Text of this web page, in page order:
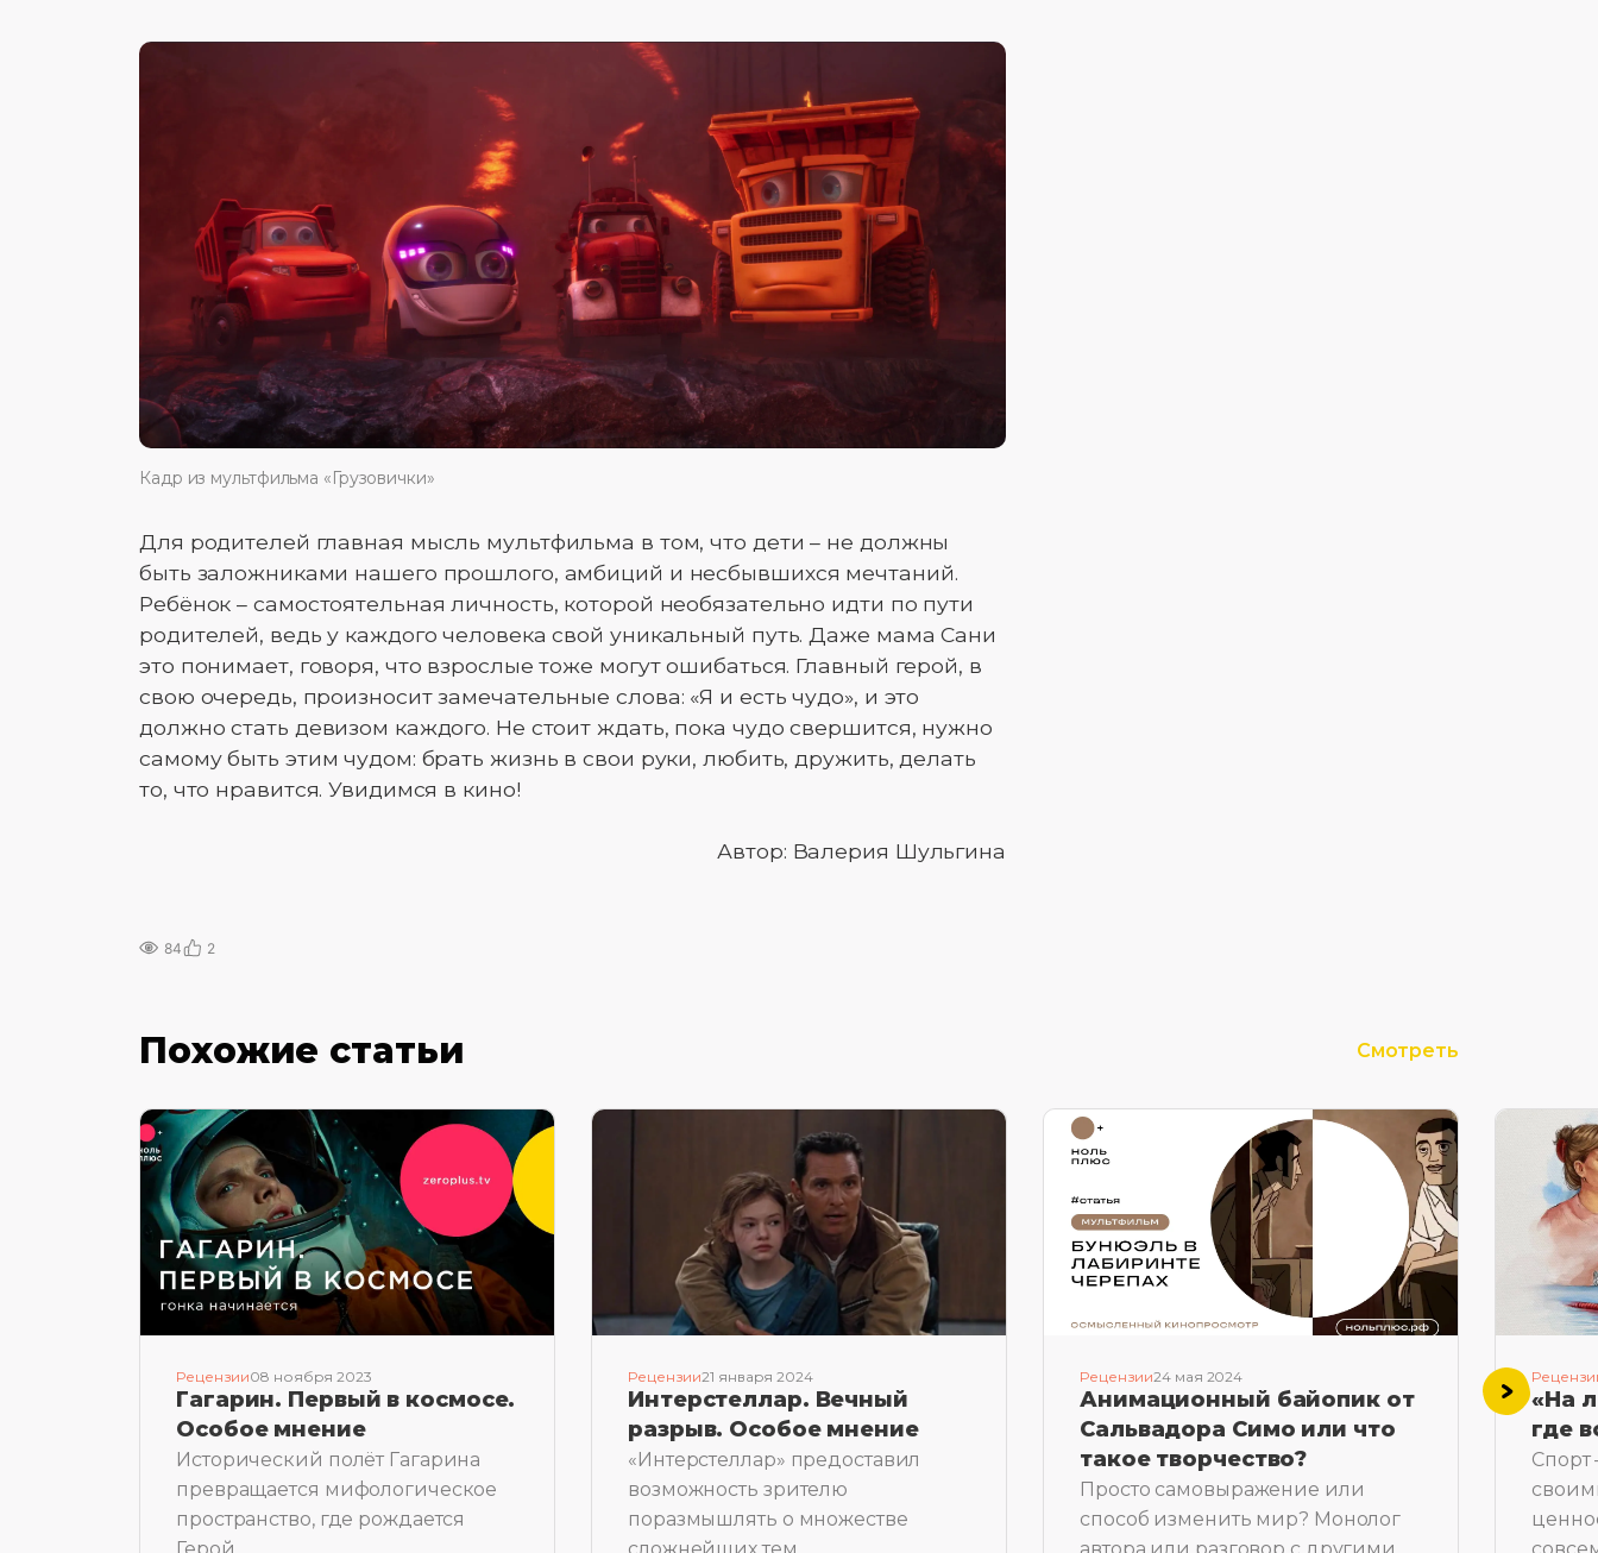
Кадр из мультфильма «Грузовички»
Для родителей главная мысль мультфильма в том, что дети – не должны
быть заложниками нашего прошлого, амбиций и несбывшихся мечтаний.
Ребёнок – самостоятельная личность, которой необязательно идти по пути
родителей, ведь у каждого человека свой уникальный путь. Даже мама Сани
это понимает, говоря, что взрослые тоже могут ошибаться. Главный герой, в
свою очередь, произносит замечательные слова: «Я и есть чудо», и это
должно стать девизом каждого. Не стоит ждать, пока чудо свершится, нужно
самому быть этим чудом: брать жизнь в свои руки, любить, дружить, делать
то, что нравится. Увидимся в кино!
Автор: Валерия Шульгина
84 2
Похожие статьи Смотреть
Рецензии08 ноября 2023
Гагарин. Первый в космосе.
Особое мнение
Исторический полёт Гагарина
превращается мифологическое
пространство, где рождается
Рецензии21 января 2024
Интерстеллар. Вечный
разрыв. Особое мнение
«Интерстеллар» предоставил
возможность зрителю
поразмышлять о множестве
Рецензии24 мая 2024
Анимационный байопик от
Сальвадора Симо или что
такое творчество?
Просто самовыражение или
способ изменить мир? Монолог
«На
где
Спорт